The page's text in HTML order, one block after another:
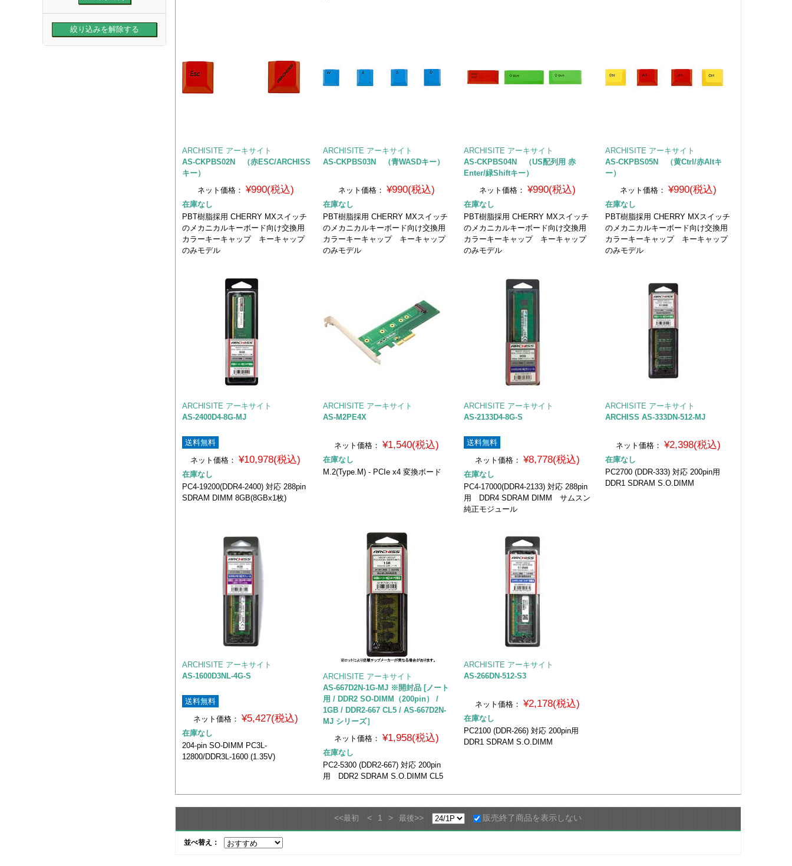
ARCHISITE アーキサイト
AS-CKPBS02N （赤ESC/ARCHISS
キー）
ネット価格： ¥990(税込)
在庫なし
PBT樹脂採用 CHERRY MXスイッチ
のメカニカルキーボード向け交換用
カラーキーキャップ キーキャップ
のみモデル
ARCHISITE アーキサイト
AS-CKPBS03N （青WASDキー）
ネット価格： ¥990(税込)
在庫なし
PBT樹脂採用 CHERRY MXスイッチ
のメカニカルキーボード向け交換用
カラーキーキャップ キーキャップ
のみモデル
ARCHISITE アーキサイト
AS-CKPBS04N （US配列用 赤
Enter/緑Shiftキー）
ネット価格：
¥990(税込)
在庫なし
PBT樹脂採用 CHERRY MXスイッチ
のメカニカルキーボード向け交換用
カラーキーキャップ キーキャップ
のみモデル
ARCHISITE アーキサイト
AS-CKPBS05N （黄Ctrl/赤Altキ
ー）
ネット価格：
¥990(税込)
在庫なし
PBT樹脂採用 CHERRY MXスイッチ
のメカニカルキーボード向け交換用
カラーキーキャップ キーキャップ
のみモデル
ARCHISITE アーキサイト
AS-2400D4-8G-MJ
送料無料
ネット価格：
¥10,978(税込)
在庫なし
PC4-19200(DDR4-2400) 対応 288pin
SDRAM DIMM 8GB(8GBx1枚)
ARCHISITE アーキサイト
AS-M2PE4X
ネット価格： ¥1,540(税込)
在庫なし
M.2(Type.M) - PCIe x4 変換ボード
ARCHISITE アーキサイト
AS-2133D4-8G-S
送料無料
ネット価格：
¥8,778(税込)
在庫なし
PC4-17000(DDR4-2133) 対応 288pin
用 DDR4 SDRAM DIMM サムスン
純正モジュール
ARCHISITE アーキサイト
ARCHISS AS-333DN-512-MJ
ネット価格： ¥2,398(税込)
在庫なし
PC2700 (DDR-333) 対応 200pin用
DDR1 SDRAM S.O.DIMM
ARCHISITE アーキサイト
AS-1600D3NL-4G-S
送料無料
ネット価格： ¥5,427(税込)
在庫なし
204-pin SO-DIMM PC3L-
12800/DDR3L-1600 (1.35V)
ARCHISITE アーキサイト
AS-667D2N-1G-MJ ※開封品 [ノート
用 / DDR2 SO-DIMM（200pin） /
1GB / DDR2-667 CL5 / AS-667D2N-
MJ シリーズ］
ネット価格： ¥1,958(税込)
在庫なし
PC2-5300 (DDR2-667) 対応 200pin
用 DDR2 SDRAM S.O.DIMM CL5
ARCHISITE アーキサイト
AS-266DN-512-S3
ネット価格： ¥2,178(税込)
在庫なし
PC2100 (DDR-266) 対応 200pin用
DDR1 SDRAM S.O.DIMM
<<最初 < 1 > 最後>> 販売終了商品を表示しない
並べ替え：